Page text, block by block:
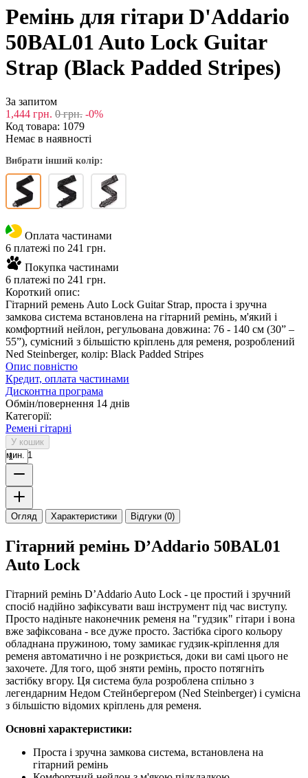
Ремінь для гітари D'Addario
50BAL01 Auto Lock Guitar
Strap (Black Padded Stripes)
За запитом
1,444 грн. 0 грн. -0%
Код товара: 1079
Немає в наявності
Вибрати інший колір:
Оплата частинами
6 платежі по 241 грн.
Покупка частинами
6 платежі по 241 грн.
Короткий опис:
Гітарний ремень Auto Lock Guitar Strap, проста і зручна
замкова система встановлена ​​на гітарний ремінь, м'який і
комфортний нейлон, регульована довжина: 76 - 140 см (30” –
55”), сумісний з більшістю кріплень для ременя, розроблений
Ned Steinberger, колір: Black Padded Stripes
Опис повністю
Кредит, оплата частинами
Дисконтна програма
Обмін/повернення 14 днів
Категорії:
Ремені гітарні
У кошик
мин. 1
Огляд Характеристики Відгуки (0)
Гітарний ремінь D’Addario 50BAL01
Auto Lock
Гітарний ремінь D’Addario Auto Lock - це простий і зручний
спосіб надійно зафіксувати ваш інструмент під час виступу.
Просто надіньте наконечник ременя на "гудзик" гітари і вона
вже зафіксована - все дуже просто. Застібка сірого кольору
обладнана пружиною, тому замикає гудзик-кріплення для
ременя автоматично і не розкриється, доки ви самі цього не
захочете. Для того, щоб зняти ремінь, просто потягніть
застібку вгору. Ця система була розроблена спільно з
легендарним Недом Стейнбергером (Ned Steinberger) і сумісна
з більшістю відомих кріплень для ременя.
Основні характеристики:
Проста і зручна замкова система, встановлена на
гітарний ремінь